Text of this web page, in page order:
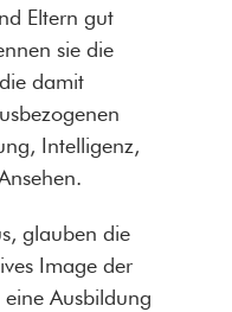
Eltern gut
sie die
damit
Intelligenz,
glauben die
Image der
Ausbildung